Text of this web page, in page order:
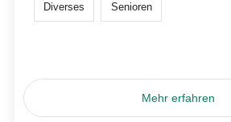
Diverses Senioren
Mehr erfahren